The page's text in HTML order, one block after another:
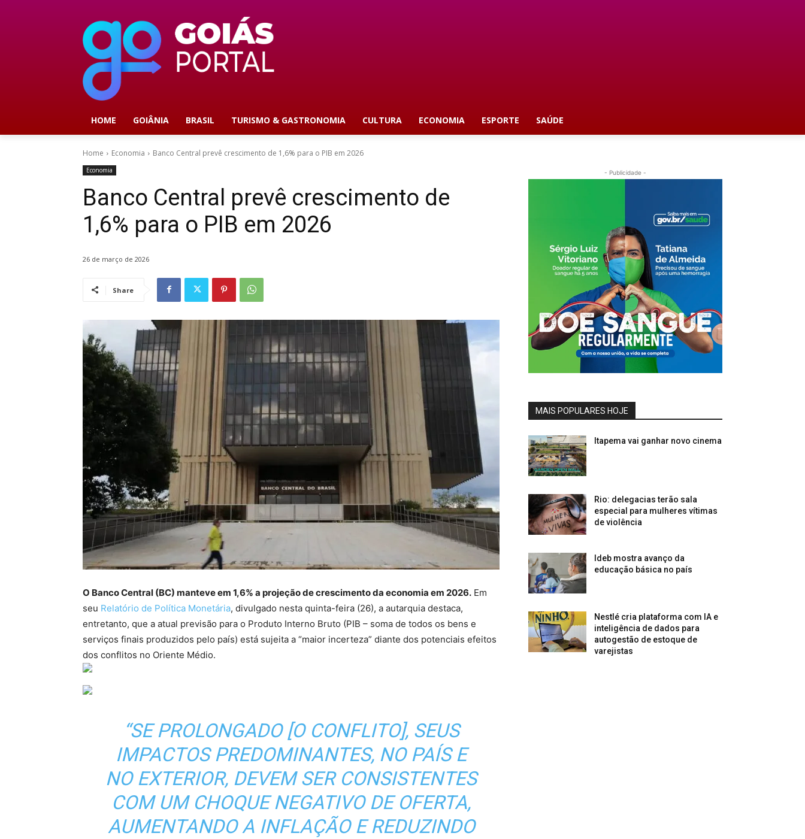
HOME GOIÂNIA BRASIL TURISMO & GASTRONOMIA CULTURA ECONOMIA ESPORTE SAÚDE
Home Economia Banco Central prevê crescimento de 1,6% para o PIB em 2026
Economia
Banco Central prevê crescimento de
1,6% para o PIB em 2026
26 de março de 2026
Share
O Banco Central (BC) manteve em 1,6% a projeção de crescimento da economia em 2026. Em
seu Relatório de Política Monetária, divulgado nesta quinta-feira (26), a autarquia destaca,
entretanto, que a atual previsão para o Produto Interno Bruto (PIB – soma de todos os bens e
serviços finais produzidos pelo país) está sujeita a “maior incerteza” diante dos potenciais efeitos
dos conflitos no Oriente Médio.
“SE PROLONGADO [O CONFLITO], SEUS
IMPACTOS PREDOMINANTES, NO PAÍS E
NO EXTERIOR, DEVEM SER CONSISTENTES
COM UM CHOQUE NEGATIVO DE OFERTA,
AUMENTANDO A INFLAÇÃO E REDUZINDO
- Publicidade -
MAIS POPULARES HOJE
Itapema vai ganhar novo cinema
Rio: delegacias terão sala
especial para mulheres vítimas
de violência
Ideb mostra avanço da
educação básica no país
Nestlé cria plataforma com IA e
inteligência de dados para
autogestão de estoque de
varejistas